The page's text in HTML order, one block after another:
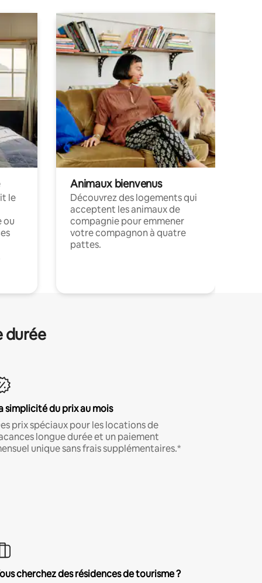
le
ou
Animaux bienvenus
Découvrez des logements qui
acceptent les animaux de
compagnie pour emmener
votre compagnon à quatre
pattes.
durée
simplicité du prix au mois
prix spéciaux pour les locations de
longue durée et un paiement
unique sans frais supplémentaires.*
cherchez des résidences de tourisme ?